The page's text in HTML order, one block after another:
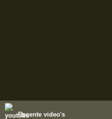
Recente video's